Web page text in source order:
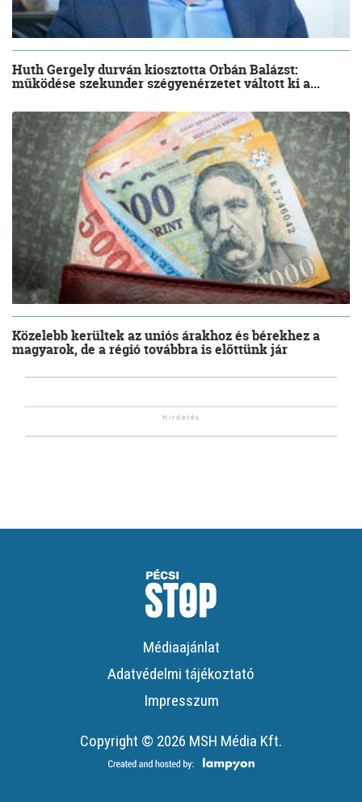
Huth Gergely durván kiosztotta Orbán Balázst:
működése szekunder szégyenérzetet váltott ki a...
Közelebb kerültek az uniós árakhoz és bérekhez a
magyarok, de a régió továbbra is előttünk jár
Médiaajánlat
Adatvédelmi tájékoztató
Impresszum
Copyright © 2026 MSH Média Kft.